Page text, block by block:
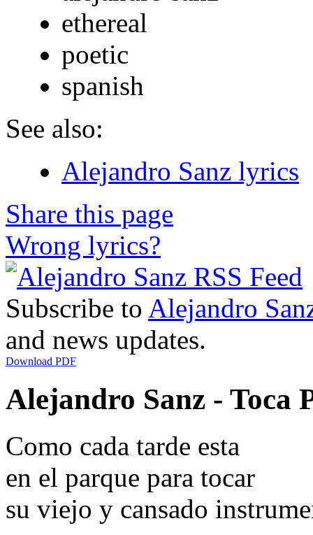
ethereal
poetic
spanish
See also:
Alejandro Sanz lyrics
Share this page
Wrong lyrics?
Subscribe to Alejandro
and news updates.
Download PDF
Alejandro Sanz - Toca
Como cada tarde esta
en el parque para tocar
su viejo y cansado